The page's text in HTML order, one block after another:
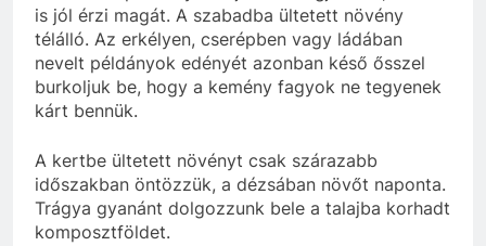
is jól érzi magát. A szabadba ültetett növény
télálló. Az erkélyen, cserépben vagy ládában
nevelt példányok edényét azonban késő ősszel
burkoljuk be, hogy a kemény fagyok ne tegyenek
kárt bennük.
A kertbe ültetett növényt csak szárazabb
időszakban öntözzük, a dézsában növőt naponta.
Trágya gyanánt dolgozzunk bele a talajba korhadt
komposztföldet.